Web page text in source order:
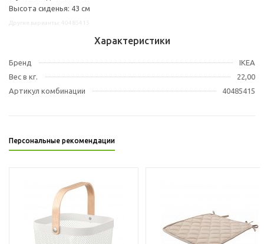
Высота сиденья: 43 см
Характеристики
Бренд
IKEA
Вес в кг.
22,00
Артикул комбинации
40485415
Персональные рекомендации